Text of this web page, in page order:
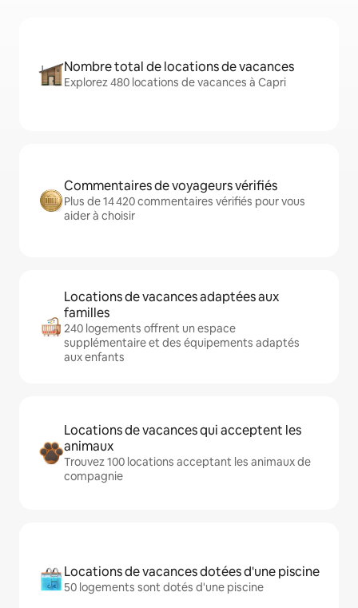
Nombre total de locations de vacances
Explorez 480 locations de vacances à Capri
Commentaires de voyageurs vérifiés
Plus de 14 420 commentaires vérifiés pour vous
aider à choisir
Locations de vacances adaptées aux
familles
240 logements offrent un espace
supplémentaire et des équipements adaptés
aux enfants
Locations de vacances qui acceptent les
animaux
Trouvez 100 locations acceptant les animaux de
compagnie
Locations de vacances dotées d'une piscine
50 logements sont dotés d'une piscine